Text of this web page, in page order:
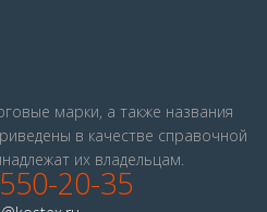
марки, а также названия
в качестве справочной
их владельцам.
20-35